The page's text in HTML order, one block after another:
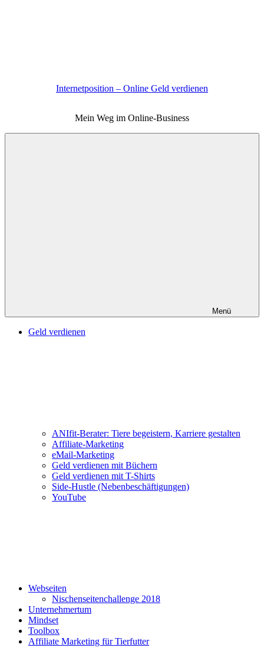
Internetposition – Online Geld verdienen
Mein Weg im Online-Business
Menü
Geld verdienen
ANIfit-Berater: Tiere begeistern, Karriere gestalten
Affiliate-Marketing
eMail-Marketing
Geld verdienen mit Büchern
Geld verdienen mit T-Shirts
Side-Hustle (Nebenbeschäftigungen)
YouTube
Webseiten
Nischenseitenchallenge 2018
Unternehmertum
Mindset
Toolbox
Affiliate Marketing für Tierfutter